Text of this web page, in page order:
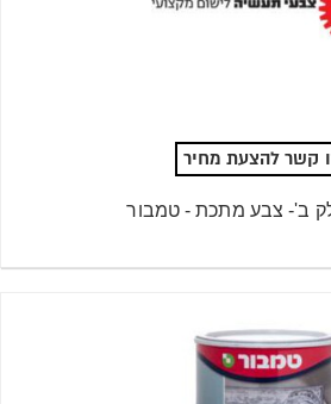
קשר להצעת מחיר
ב'- צבע מתכת - טמבור